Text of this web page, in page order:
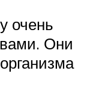
очень
Они